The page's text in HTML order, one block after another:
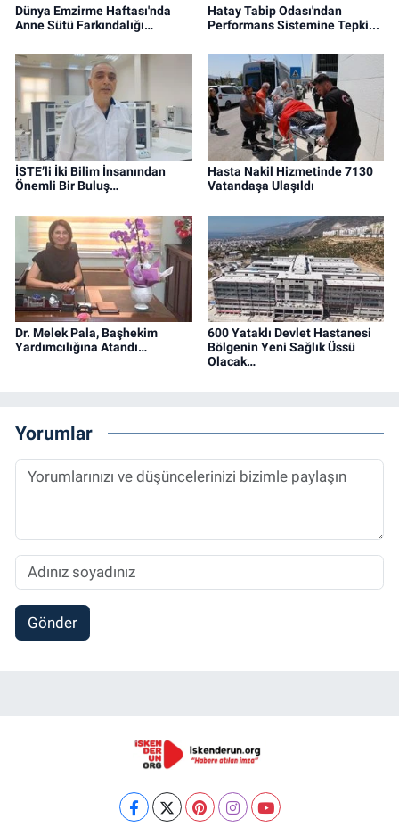
Dünya Emzirme Haftası'nda
Anne Sütü Farkındalığı…
Hatay Tabip Odası'ndan
Performans Sistemine Tepki...
İSTE’li İki Bilim İnsanından
Önemli Bir Buluş…
Hasta Nakil Hizmetinde 7130
Vatandaşa Ulaşıldı
Dr. Melek Pala, Başhekim
Yardımcılığına Atandı…
600 Yataklı Devlet Hastanesi
Bölgenin Yeni Sağlık Üssü
Olacak…
Yorumlar
Gönder